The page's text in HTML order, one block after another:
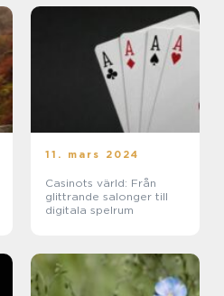
11. mars 2024
Casinots värld: Från
glittrande salonger till
digitala spelrum